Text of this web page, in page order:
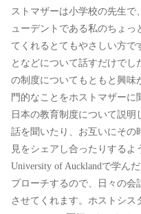
ストマザーは小学校の先生で
ューデントである私のちょ
てくれるとてもやさしい方で
となどについて話すだけで
の制度についてもともと興味
門的なことをホストマザーに
日本の教育制度について説
話を聞いたり、お互いにその
見をシェアし合ったりする
University of Aucklandで学ん
プローチするので、日々の
させてくれます。ホストシス